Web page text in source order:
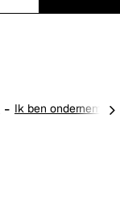
Ik ben ondernemer